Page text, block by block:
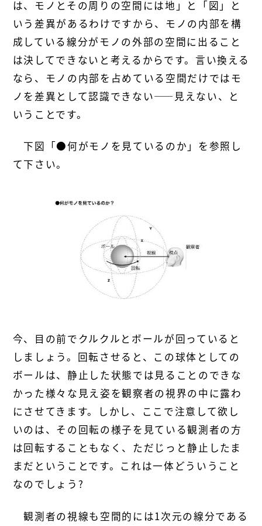
は、モノとその周りの空間には地」と「図」と
いう差異があるわけですから、モノの内部を構
成している線分がモノの外部の空間に出ること
は決してできないと考えるからです。言い換える
なら、モノの内部を占めている空間だけではモ
ノを差異として認識できない――見えない、と
いうことです。
下図「●何がモノを見ているのか」を参照し
て下さい。
今、目の前でクルクルとボールが回っていると
しましょう。回転させると、この球体としての
ボールは、静止した状態では見ることのできな
かった様々な見え姿を観察者の視界の中に露わ
にさせてきます。しかし、ここで注意して欲し
いのは、その回転の様子を見ている観測者の方
は回転することもなく、ただじっと静止したま
まだということです。これは一体どういうこと
なのでしょう?
観測者の視線も空間的には1次元の線分である